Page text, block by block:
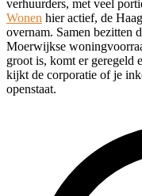
verhuurders, met veel
Wonen hier actief, de
overnam. Samen bezitten
Moerwijkse
groot is, komt er
kijkt de corporatie of je
openstaat.